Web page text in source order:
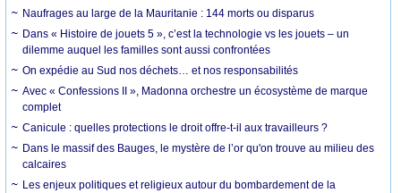
Naufrages au large de la Mauritanie : 144 morts ou disparus
Dans « Histoire de jouets 5 », c’est la technologie vs les jouets – un
dilemme auquel les familles sont aussi confrontées
On expédie au Sud nos déchets… et nos responsabilités
Avec « Confessions II », Madonna orchestre un écosystème de marque
complet
Canicule : quelles protections le droit offre-t-il aux travailleurs ?
Dans le massif des Bauges, le mystère de l’or qu'on trouve au milieu des
calcaires
Les enjeux politiques et religieux autour du bombardement de la